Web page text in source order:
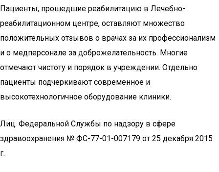
Пациенты, прошедшие реабилитацию в Лечебно-
реабилитационном центре, оставляют множество
положительных отзывов о врачах за их профессионализм
и о медперсонале за доброжелательность. Многие
отмечают чистоту и порядок в учреждении. Отдельно
пациенты подчеркивают современное и
высокотехнологичное оборудование клиники.
Лиц. Федеральной Службы по надзору в сфере
здравоохранения № ФС-77-01-007179 от 25 декабря 2015
г.